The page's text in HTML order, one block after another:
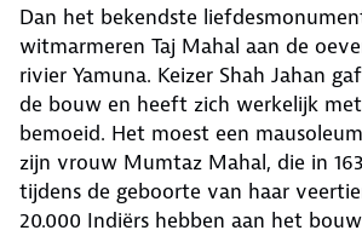
Dan het bekendste
witmarmeren Taj Mahal aan de
rivier Yamuna. Keizer Shah Jahan
de bouw en heeft zich werkelijk
bemoeid. Het moest een
zijn vrouw Mumtaz Mahal, die in
tijdens de geboorte van haar
20.000 Indiërs hebben aan het